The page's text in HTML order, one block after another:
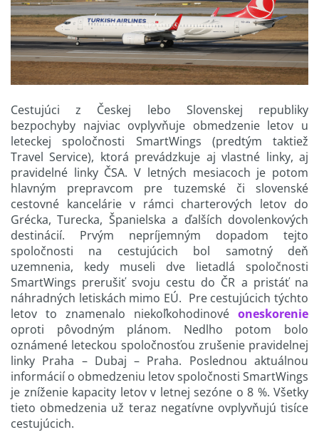
Cestujúci z Českej lebo Slovenskej republiky
bezpochyby najviac ovplyvňuje obmedzenie letov u
leteckej spoločnosti SmartWings (predtým taktiež
Travel Service), ktorá prevádzkuje aj vlastné linky, aj
pravidelné linky ČSA. V letných mesiacoch je potom
hlavným prepravcom pre tuzemské či slovenské
cestovné kancelárie v rámci charterových letov do
Grécka, Turecka, Španielska a ďalších dovolenkových
destinácií. Prvým nepríjemným dopadom tejto
spoločnosti na cestujúcich bol samotný deň
uzemnenia, kedy museli dve lietadlá spoločnosti
SmartWings prerušiť svoju cestu do ČR a pristáť na
náhradných letiskách mimo EÚ. Pre cestujúcich týchto
letov to znamenalo niekoľkohodinové oneskorenie
oproti pôvodným plánom. Nedlho potom bolo
oznámené leteckou spoločnosťou zrušenie pravidelnej
linky Praha – Dubaj – Praha. Poslednou aktuálnou
informácií o obmedzeniu letov spoločnosti SmartWings
je zníženie kapacity letov v letnej sezóne o 8 %. Všetky
tieto obmedzenia už teraz negatívne ovplyvňujú tisíce
cestujúcich.